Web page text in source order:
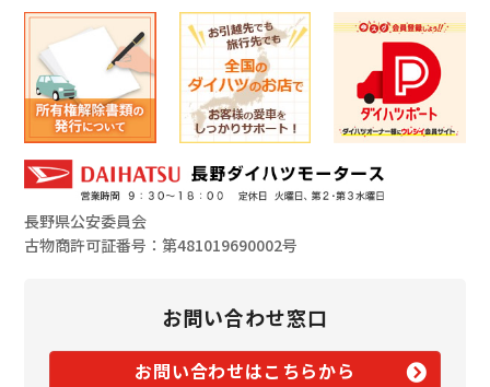
長野県公安委員会
古物商許可証番号：第481019690002号
お問い合わせ窓口
お問い合わせはこちらから